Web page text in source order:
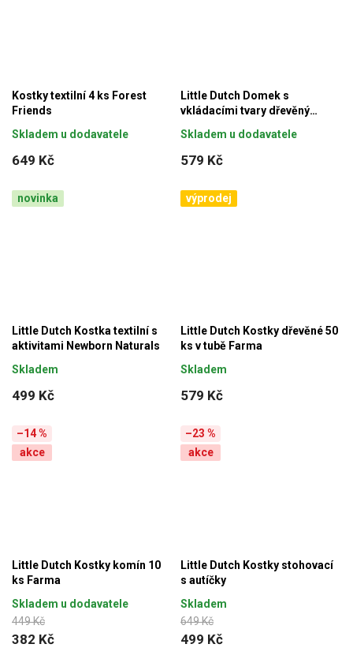
Kostky textilní 4 ks Forest
Friends
649 Kč
Skladem u dodavatele
Little Dutch Domek s
vkládacími tvary dřevěný
579 Kč
Skladem u dodavatele
novinka
Little Dutch Kostka textilní s
aktivitami Newborn Naturals
499 Kč
Skladem
výprodej
Little Dutch Kostky dřevěné 50
ks v tubě Farma
579 Kč
Skladem
–14 %
akce
Little Dutch Kostky komín 10
ks Farma
449 Kč
382 Kč
Skladem u dodavatele
–23 %
akce
Little Dutch Kostky stohovací
s autíčky
649 Kč
499 Kč
Skladem